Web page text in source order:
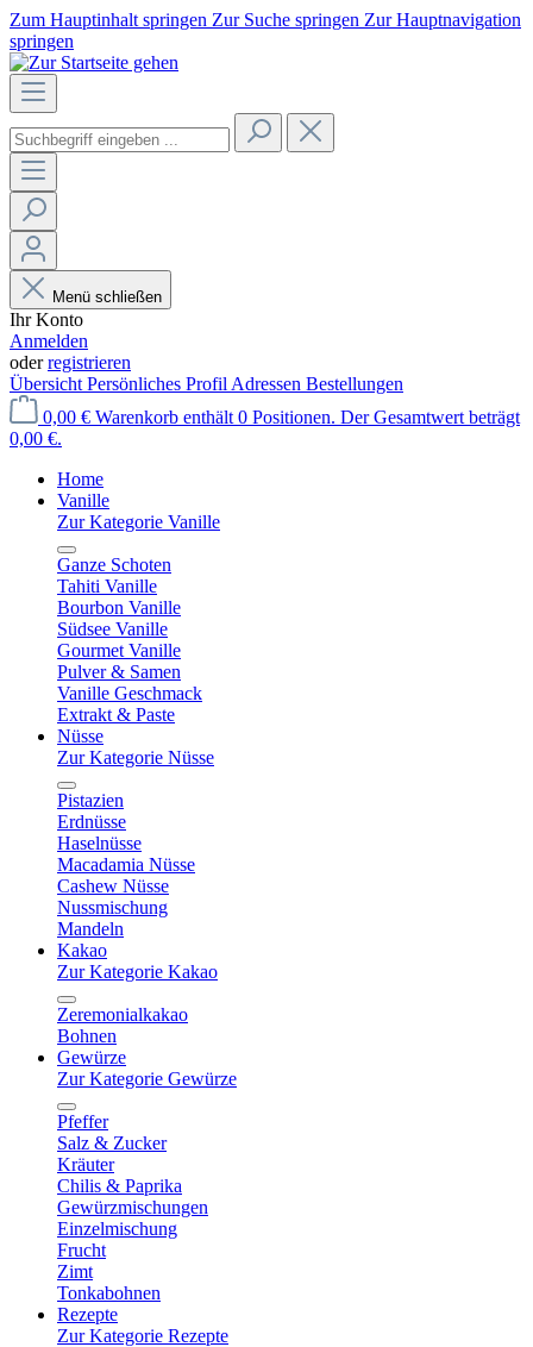
Zum Hauptinhalt springen Zur Suche springen Zur Hauptnavigation
springen
Menü schließen
Ihr Konto
Anmelden
oderregistrieren
Übersicht Persönliches Profil Adressen Bestellungen
0,00 € Warenkorb enthält 0 Positionen. Der Gesamtwert beträgt
0,00 €.
Home
Vanille
Zur Kategorie Vanille
Ganze Schoten
Tahiti Vanille
Bourbon Vanille
Südsee Vanille
Gourmet Vanille
Pulver & Samen
Vanille Geschmack
Extrakt & Paste
Nüsse
Zur Kategorie Nüsse
Pistazien
Erdnüsse
Haselnüsse
Macadamia Nüsse
Cashew Nüsse
Nussmischung
Mandeln
Kakao
Zur Kategorie Kakao
Zeremonialkakao
Bohnen
Gewürze
Zur Kategorie Gewürze
Pfeffer
Salz & Zucker
Kräuter
Chilis & Paprika
Gewürzmischungen
Einzelmischung
Frucht
Zimt
Tonkabohnen
Rezepte
Zur Kategorie Rezepte